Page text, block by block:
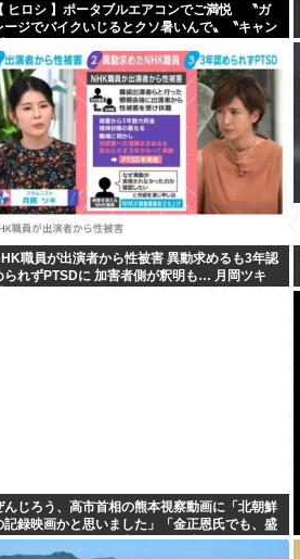
【 ヒロシ 】ポータブルエアコンでご満悦 〝ガ
ージでバイクいじるとクソ暑いんで〟〝キャン
職員が出演者から性被害 異動求めるも3年認
られずPTSDに 加害者側が釈明も… 月岡ツキ
んじろう、高市首相の熊本視察動画に「北朝鮮
記録映画かと思いました」「金正恩氏でも、盛
すぎちゃうの？って言いそうな映像」